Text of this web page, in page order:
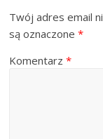
Twój adres email
są oznaczone*
Komentarz*